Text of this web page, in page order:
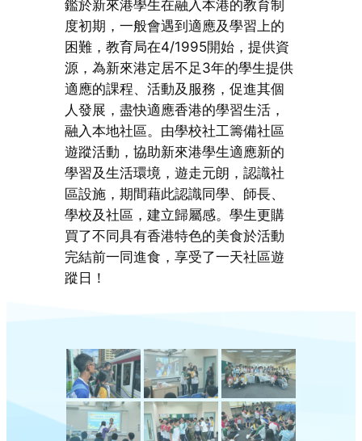
鑑於新來港學生在融入本港的教育制
度初期，一般會遇到適應及學習上的
困難，教育局在4/1995開始，提供資
源，為新來港定居不足3年的學生提供
適應的課程、活動及服務，促進其個
人發展，盡快適應香港的學習生活，
融入本地社區。由學校社工籌備社區
遊蹤活動，協助新來港學生適應新的
學習及生活環境，遊走元朗，認識社
區設施，期間藉此認識同學、師長、
學校及社區，建立歸屬感。學生更購
買了不同具有香港特色的美食於活動
完結前一同進食，享受了一天社區遊
蹤日！